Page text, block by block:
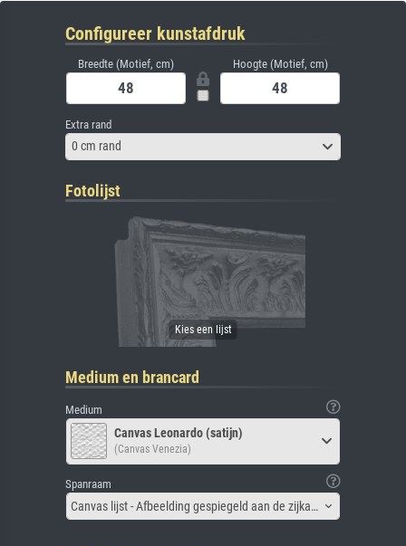
Configureer kunstafdruk
Breedte (Motief, cm) Hoogte (Motief, cm)
Extra rand
0 cm rand
Fotolijst
Medium en brancard
Medium
Canvas Leonardo (satijn)
(Canvas Venezia)
Spanraam
Canvas lijst - Afbeelding gespiegeld aan de zijkant